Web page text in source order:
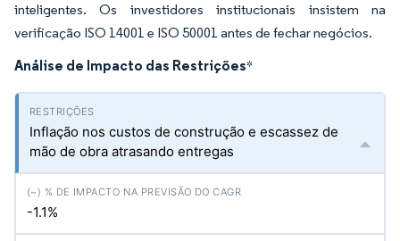
inteligentes. Os investidores institucionais insistem na
verificação ISO 14001 e ISO 50001 antes de fechar negócios.
Análise de Impacto das Restrições*
Inflação nos custos de construção e escassez de
mão de obra atrasando entregas
-1.1%